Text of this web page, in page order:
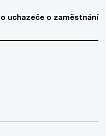
uchazeče o zaměstnání